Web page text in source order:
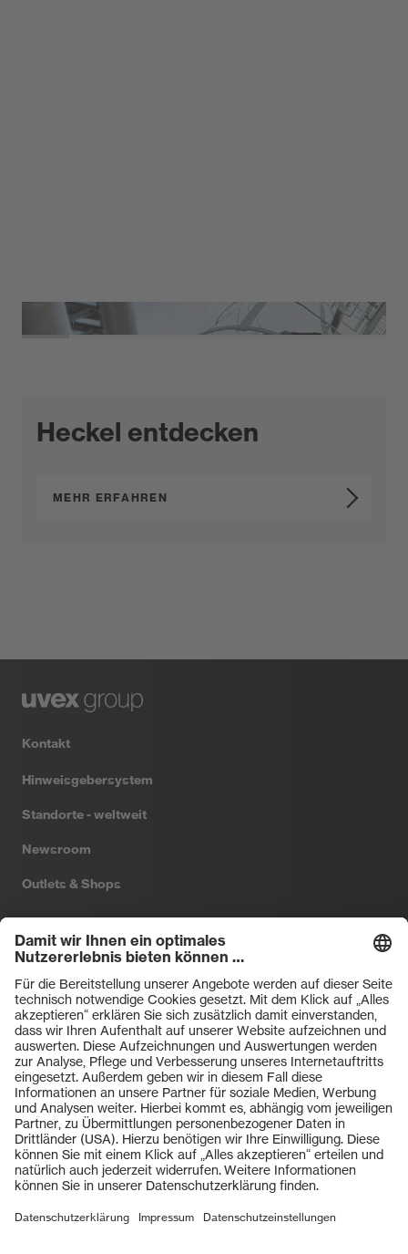
Heckel entdecken
MEHR ERFAHREN
Kontakt
Hinweisgebersystem
Standorte - weltweit
Newsroom
Outlets & Shops
HexArmor
laservision
Primetta
uvex safety
uvex sports
Hiplok
Rainer Winter Stiftung
ZU DEN SHOPS
AGBs Einkaufsbedingungen Vertriebsbedingungen Impressum